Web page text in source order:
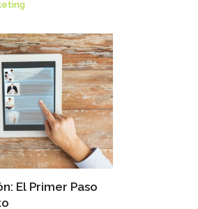
El Primer Paso